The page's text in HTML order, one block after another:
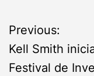
P
o
Previous:
Kell Smith
Festival de